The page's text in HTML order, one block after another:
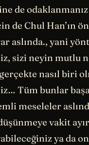
de
de Chul Han’ın
aslında., yani
sizi neyin mutlu
nasıl biri
Tüm bunlar
meseleler
vakit
ya da